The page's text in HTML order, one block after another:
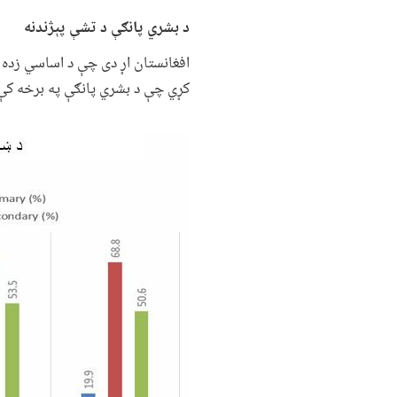
د بشري پانګې د تشې پېژندنه
افغانستان اړ دی چې د اساسي
کړي چې د بشري پانګې په برخه کې لاسته‌ راوړنې